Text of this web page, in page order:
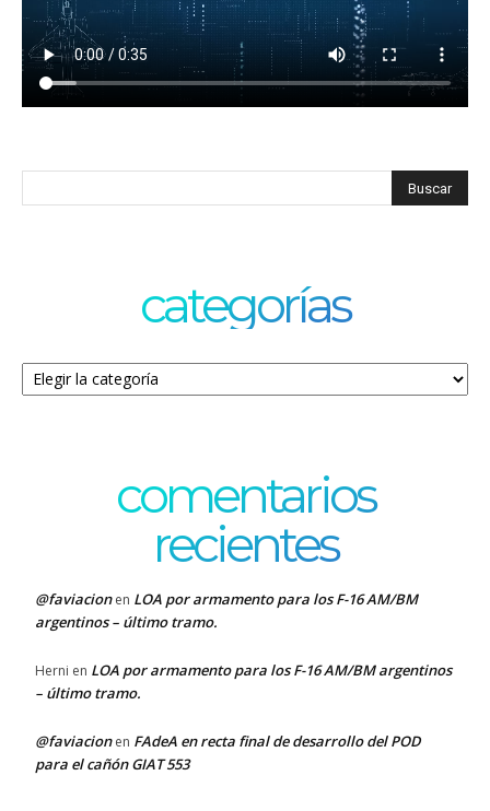
categorías
Categorías
comentarios
recientes
@faviacionen LOA por armamento para los F-16 AM/BM
argentinos – último tramo.
Herni en LOA por armamento para los F-16 AM/BM argentinos
– último tramo.
@faviacionen FAdeA en recta final de desarrollo del POD
para el cañón GIAT 553